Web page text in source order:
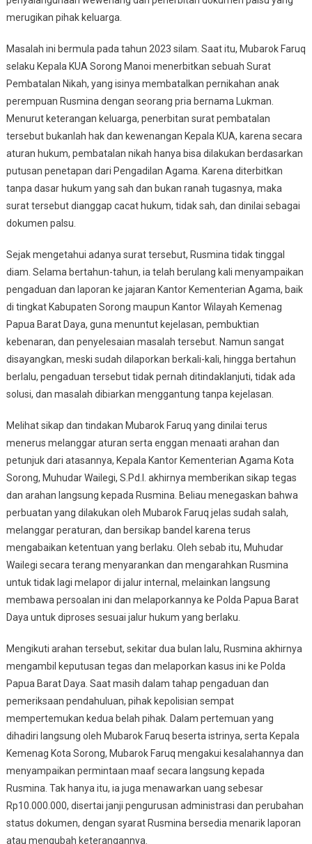
merugikan pihak keluarga.
Masalah ini bermula pada tahun 2023 silam. Saat itu, Mubarok Faruq
selaku Kepala KUA Sorong Manoi menerbitkan sebuah Surat
Pembatalan Nikah, yang isinya membatalkan pernikahan anak
perempuan Rusmina dengan seorang pria bernama Lukman.
Menurut keterangan keluarga, penerbitan surat pembatalan
tersebut bukanlah hak dan kewenangan Kepala KUA, karena secara
aturan hukum, pembatalan nikah hanya bisa dilakukan berdasarkan
putusan penetapan dari Pengadilan Agama. Karena diterbitkan
tanpa dasar hukum yang sah dan bukan ranah tugasnya, maka
surat tersebut dianggap cacat hukum, tidak sah, dan dinilai sebagai
dokumen palsu.
Sejak mengetahui adanya surat tersebut, Rusmina tidak tinggal
diam. Selama bertahun-tahun, ia telah berulang kali menyampaikan
pengaduan dan laporan ke jajaran Kantor Kementerian Agama, baik
di tingkat Kabupaten Sorong maupun Kantor Wilayah Kemenag
Papua Barat Daya, guna menuntut kejelasan, pembuktian
kebenaran, dan penyelesaian masalah tersebut. Namun sangat
disayangkan, meski sudah dilaporkan berkali-kali, hingga bertahun
berlalu, pengaduan tersebut tidak pernah ditindaklanjuti, tidak ada
solusi, dan masalah dibiarkan menggantung tanpa kejelasan.
Melihat sikap dan tindakan Mubarok Faruq yang dinilai terus
menerus melanggar aturan serta enggan menaati arahan dan
petunjuk dari atasannya, Kepala Kantor Kementerian Agama Kota
Sorong, Muhudar Wailegi, S.Pd.I. akhirnya memberikan sikap tegas
dan arahan langsung kepada Rusmina. Beliau menegaskan bahwa
perbuatan yang dilakukan oleh Mubarok Faruq jelas sudah salah,
melanggar peraturan, dan bersikap bandel karena terus
mengabaikan ketentuan yang berlaku. Oleh sebab itu, Muhudar
Wailegi secara terang menyarankan dan mengarahkan Rusmina
untuk tidak lagi melapor di jalur internal, melainkan langsung
membawa persoalan ini dan melaporkannya ke Polda Papua Barat
Daya untuk diproses sesuai jalur hukum yang berlaku.
Mengikuti arahan tersebut, sekitar dua bulan lalu, Rusmina akhirnya
mengambil keputusan tegas dan melaporkan kasus ini ke Polda
Papua Barat Daya. Saat masih dalam tahap pengaduan dan
pemeriksaan pendahuluan, pihak kepolisian sempat
mempertemukan kedua belah pihak. Dalam pertemuan yang
dihadiri langsung oleh Mubarok Faruq beserta istrinya, serta Kepala
Kemenag Kota Sorong, Mubarok Faruq mengakui kesalahannya dan
menyampaikan permintaan maaf secara langsung kepada
Rusmina. Tak hanya itu, ia juga menawarkan uang sebesar
Rp10.000.000, disertai janji pengurusan administrasi dan perubahan
status dokumen, dengan syarat Rusmina bersedia menarik laporan
atau mengubah keterangannya.